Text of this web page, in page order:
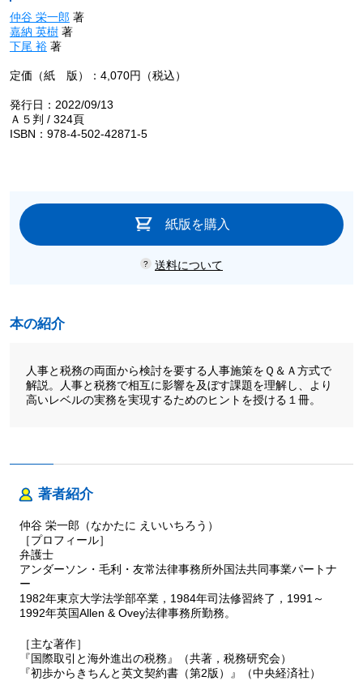
仲谷 栄一郎 著
嘉納 英樹著
下尾 裕著
定価（紙 版）：4,070円（税込）
発行日：2022/09/13
Ａ５判 / 324頁
ISBN：978-4-502-42871-5
紙版を購入
送料について
本の紹介
人事と税務の両面から検討を要する人事施策をＱ＆Ａ方式で
解説。人事と税務で相互に影響を及ぼす課題を理解し、より
高いレベルの実務を実現するためのヒントを授ける１冊。
著者紹介
仲谷 栄一郎（なかたに えいいちろう）
［プロフィール］
弁護士
アンダーソン・毛利・友常法律事務所外国法共同事業パートナ
ー
1982年東京大学法学部卒業，1984年司法修習終了，1991～
1992年英国Allen & Ovey法律事務所勤務。
［主な著作］
『国際取引と海外進出の税務』（共著，税務研究会）
『初歩からきちんと英文契約書（第2版）』（中央経済社）